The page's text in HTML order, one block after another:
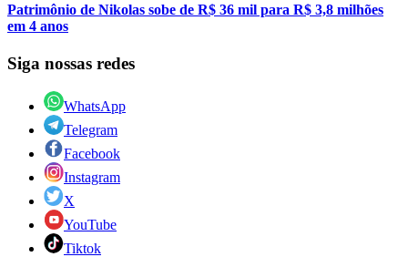
Patrimônio de Nikolas sobe de R$ 36 mil para R$ 3,8 milhões
em 4 anos
Siga nossas redes
WhatsApp
Telegram
Facebook
Instagram
X
YouTube
Tiktok